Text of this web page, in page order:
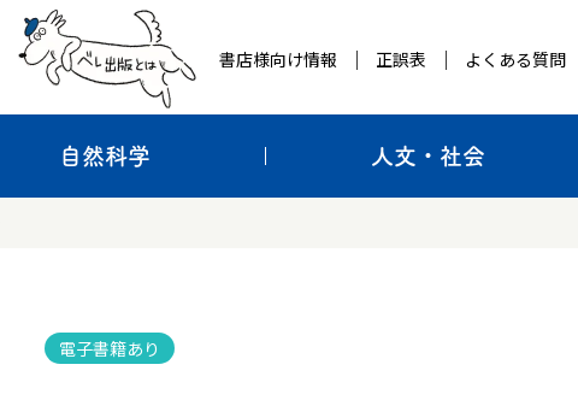
書店様向け情報 正誤表 よくある質問
自然科学 人文・社会
電子書籍あり